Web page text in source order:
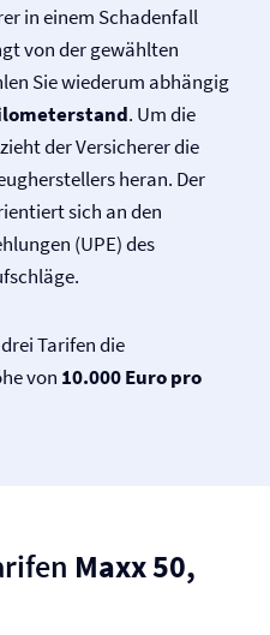
in einem Schadenfall
von der gewählten
Sie wiederum abhängig
. Um die
der Versicherer die
heran. Der
sich an den
(UPE) des
Tarifen die
von 10.000 Euro pro
Maxx 50,